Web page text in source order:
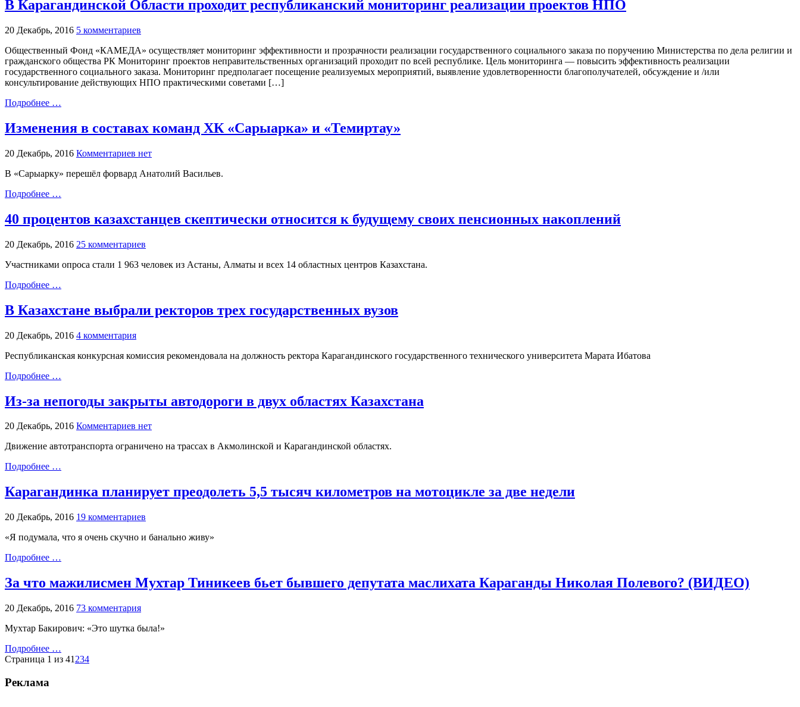
В Карагандинской Области проходит республиканский мониторинг реализации проектов НПО
20 Декабрь, 2016 5 комментариев
Общественный Фонд «КАМЕДА» осуществляет мониторинг эффективности и прозрачности реализации государственного социального заказа по поручению Министерства по дела религии и
гражданского общества РК Мониторинг проектов неправительственных организаций проходит по всей республике. Цель мониторинга — повысить эффективность реализации
государственного социального заказа. Мониторинг предполагает посещение реализуемых мероприятий, выявление удовлетворенности благополучателей, обсуждение и /или
консультирование действующих НПО практическими советами […]
Подробнее …
Изменения в составах команд ХК «Сарыарка» и «Темиртау»
20 Декабрь, 2016 Комментариев нет
В «Сарыарку» перешёл форвард Анатолий Васильев.
Подробнее …
40 процентов казахстанцев скептически относится к будущему своих пенсионных накоплений
20 Декабрь, 2016 25 комментариев
Участниками опроса стали 1 963 человек из Астаны, Алматы и всех 14 областных центров Казахстана.
Подробнее …
В Казахстане выбрали ректоров трех государственных вузов
20 Декабрь, 2016 4 комментария
Республиканская конкурсная комиссия рекомендовала на должность ректора Карагандинского государственного технического университета Марата Ибатова
Подробнее …
Из-за непогоды закрыты автодороги в двух областях Казахстана
20 Декабрь, 2016 Комментариев нет
Движение автотранспорта ограничено на трассах в Акмолинской и Карагандинской областях.
Подробнее …
Карагандинка планирует преодолеть 5,5 тысяч километров на мотоцикле за две недели
20 Декабрь, 2016 19 комментариев
«Я подумала, что я очень скучно и банально живу»
Подробнее …
За что мажилисмен Мухтар Тиникеев бьет бывшего депутата маслихата Караганды Николая Полевого? (ВИДЕО)
20 Декабрь, 2016 73 комментария
Мухтар Бакирович: «Это шутка была!»
Подробнее …
Страница 1 из 41 234
Реклама